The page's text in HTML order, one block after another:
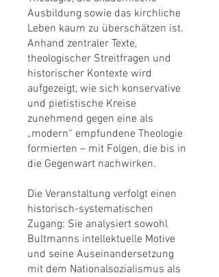
Ausbildung sowie das kirchliche
Leben kaum zu überschätzen ist.
Anhand zentraler Texte,
theologischer Streitfragen und
historischer Kontexte wird
aufgezeigt, wie sich konservative
und pietistische Kreise
zunehmend gegen eine als
„modern“ empfundene Theologie
formierten – mit Folgen, die bis in
die Gegenwart nachwirken.
Die Veranstaltung verfolgt einen
historisch-systematischen
Zugang: Sie analysiert sowohl
Bultmanns intellektuelle Motive
und seine Auseinandersetzung
mit dem Nationalsozialismus als